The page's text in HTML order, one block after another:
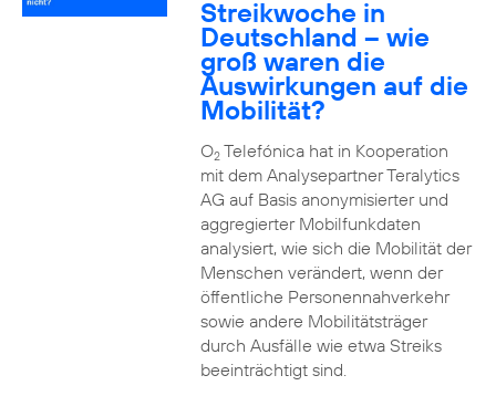
Streikwoche in
Deutschland – wie
groß waren die
Auswirkungen auf die
Mobilität?
O2Telefónica hat in Kooperation
mit dem Analysepartner Teralytics
AG auf Basis anonymisierter und
aggregierter Mobilfunkdaten
analysiert, wie sich die Mobilität der
Menschen verändert, wenn der
öffentliche Personennahverkehr
sowie andere Mobilitätsträger
durch Ausfälle wie etwa Streiks
beeinträchtigt sind.